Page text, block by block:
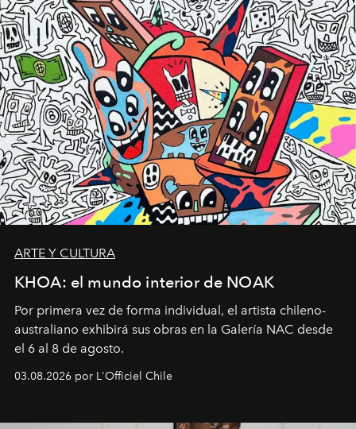
ARTE Y CULTURA
KHOA: el mundo interior de NOAK
Por primera vez de forma individual, el artista chileno-
australiano exhibirá sus obras en la Galería NAC desde
el 6 al 8 de agosto.
03.08.2026 por L'Officiel Chile